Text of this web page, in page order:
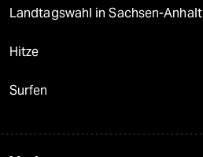
Landtagswahl in Sachsen-Anhalt
Hitze
Surfen